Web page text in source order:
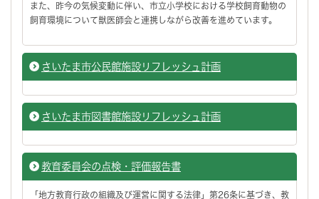
また、昨今の気候変動に伴い、市立小学校における学校飼育動物の
飼育環境について獣医師会と連携しながら改善を進めています。
さいたま市公民館施設リフレッシュ計画
さいたま市図書館施設リフレッシュ計画
教育委員会の点検・評価報告書
「地方教育行政の組織及び運営に関する法律」第26条に基づき、教